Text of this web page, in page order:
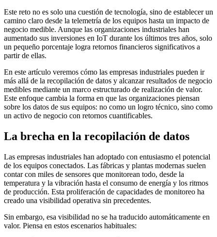
Este reto no es solo una cuestión de tecnología, sino de establecer un
camino claro desde la telemetría de los equipos hasta un impacto de
negocio medible. Aunque las organizaciones industriales han
aumentado sus inversiones en IoT durante los últimos tres años, solo
un pequeño porcentaje logra retornos financieros significativos a
partir de ellas.
En este artículo veremos cómo las empresas industriales pueden ir
más allá de la recopilación de datos y alcanzar resultados de negocio
medibles mediante un marco estructurado de realización de valor.
Este enfoque cambia la forma en que las organizaciones piensan
sobre los datos de sus equipos: no como un logro técnico, sino como
un activo de negocio con retornos cuantificables.
La brecha en la recopilación de datos
Las empresas industriales han adoptado con entusiasmo el potencial
de los equipos conectados. Las fábricas y plantas modernas suelen
contar con miles de sensores que monitorean todo, desde la
temperatura y la vibración hasta el consumo de energía y los ritmos
de producción. Esta proliferación de capacidades de monitoreo ha
creado una visibilidad operativa sin precedentes.
Sin embargo, esa visibilidad no se ha traducido automáticamente en
valor. Piensa en estos escenarios habituales: